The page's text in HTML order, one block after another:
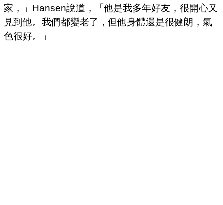
家，」Hansen說道，「他是我多年好友，很開心又
見到他。我們都變老了，但他身體還是很健朗，氣
色很好。」